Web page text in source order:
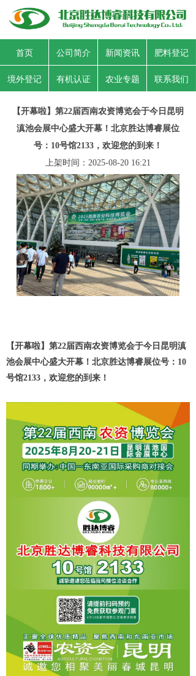
首页 公司简介 新闻资讯 肥料登记
境外登记 有机认证 农业专题 联系我们
【开幕啦】第22届西南农资博览会于今日昆明
滇池会展中心盛大开幕！北京胜达博睿展位
号：10号馆2133，欢迎您的到来！
【开幕啦】第22届西南农资博览会于今日昆明滇
池会展中心盛大开幕！北京胜达博睿展位号：10
号馆2133，欢迎您的到来！
上架时间： 2025-08-20 16:21